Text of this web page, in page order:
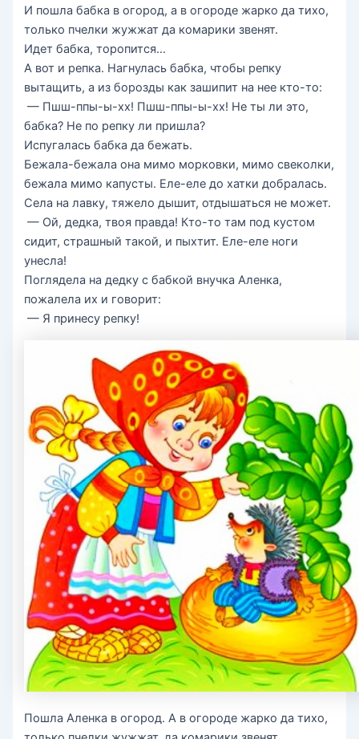
И пошла бабка в огород, а в огороде жарко да тихо,
только пчелки жужжат да комарики звенят.
Идет бабка, торопится…
А вот и репка. Нагнулась бабка, чтобы репку
вытащить, а из борозды как зашипит на нее кто-то:
— Пшш-ппы-ы-хх! Пшш-ппы-ы-хх! Не ты ли это,
бабка? Не по репку ли пришла?
Испугалась бабка да бежать.
Бежала-бежала она мимо морковки, мимо свеколки,
бежала мимо капусты. Еле-еле до хатки добралась.
Села на лавку, тяжело дышит, отдышаться не может.
— Ой, дедка, твоя правда! Кто-то там под кустом
сидит, страшный такой, и пыхтит. Еле-еле ноги
унесла!
Поглядела на дедку с бабкой внучка Аленка,
пожалела их и говорит:
— Я принесу репку!
Пошла Аленка в огород. А в огороде жарко да тихо,